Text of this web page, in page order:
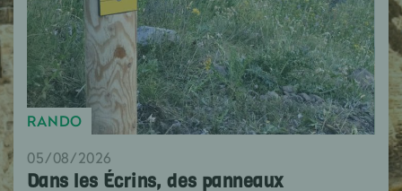
RANDO
05/08/2026
Dans les Écrins, des panneaux